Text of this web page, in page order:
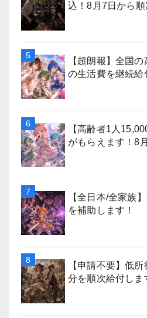
込！8月7日から順
【超朗報】全国
の生活費を継続給
【高齢者1人
がもらえます！8
【全日本/全家族
を補助します！
【申請不要】低
分を順次給付しま